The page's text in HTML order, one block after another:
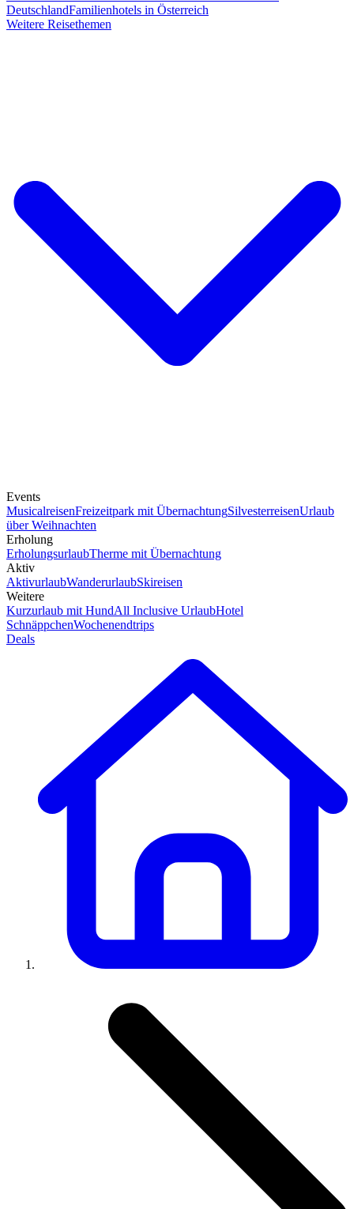
DeutschlandFamilienhotels in Österreich
Weitere Reisethemen
Events
MusicalreisenFreizeitpark mit ÜbernachtungSilvesterreisenUrlaub
über Weihnachten
Erholung
ErholungsurlaubTherme mit Übernachtung
Aktiv
AktivurlaubWanderurlaubSkireisen
Weitere
Kurzurlaub mit HundAll Inclusive UrlaubHotel
SchnäppchenWochenendtrips
Deals